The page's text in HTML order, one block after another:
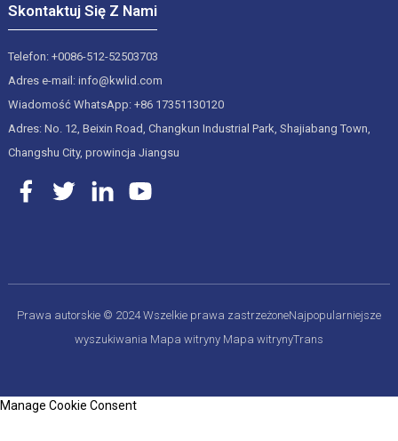
Skontaktuj Się Z Nami
Telefon: +0086-512-52503703
Adres e-mail: info@kwlid.com
Wiadomość WhatsApp: +86 17351130120
Adres: No. 12, Beixin Road, Changkun Industrial Park, Shajiabang Town,
Changshu City, prowincja Jiangsu
Prawa autorskie © 2024 Wszelkie prawa zastrzeżoneNajpopularniejsze
wyszukiwania Mapa witryny Mapa witrynyTrans
Manage Cookie Consent